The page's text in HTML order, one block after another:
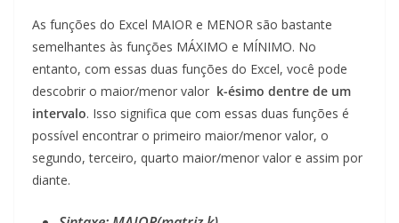
As funções do Excel MAIOR e MENOR são bastante
semelhantes às funções MÁXIMO e MÍNIMO. No
entanto, com essas duas funções do Excel, você pode
descobrir o maior/menor valor k-ésimo dentre de um
intervalo. Isso significa que com essas duas funções é
possível encontrar o primeiro maior/menor valor, o
segundo, terceiro, quarto maior/menor valor e assim por
diante.